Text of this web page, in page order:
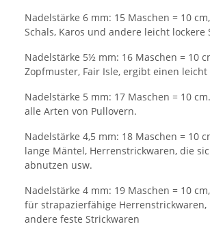
Nadelstärke 6 mm: 15 Maschen = 10
Schals, Karos und andere leicht lockere
Nadelstärke 5½ mm: 16 Maschen = 10
Zopfmuster, Fair Isle, ergibt einen leicht
Nadelstärke 5 mm: 17 Maschen = 10
alle Arten von Pullovern.
Nadelstärke 4,5 mm: 18 Maschen = 10
lange Mäntel, Herrenstrickwaren, die
abnutzen usw.
Nadelstärke 4 mm: 19 Maschen = 10
für strapazierfähige Herrenstrickwaren,
andere feste Strickwaren